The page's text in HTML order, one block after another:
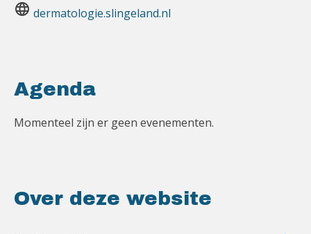
language dermatologie.slingeland.nl
Agenda
Momenteel zijn er geen evenementen.
Over deze website